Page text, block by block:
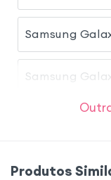
Samsung
Samsung
Samsung
Produtos